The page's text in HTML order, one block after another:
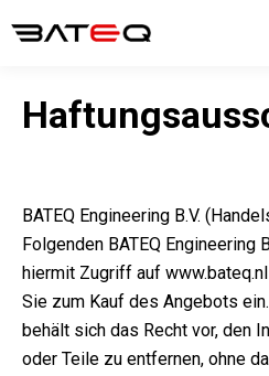
BATEQ Engineering B.V.
Folgenden BATEQ Engineering
hiermit Zugriff auf
Sie zum Kauf des Angebots ein.
behält sich das Recht vor, den
oder Teile zu entfernen, ohne